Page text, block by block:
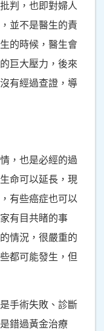
判，也即對婦人
並不是醫生的責
的時候，醫生會
巨大壓力，後來
有經過查證，導
，也是必經的過
命可以延長，現
有些癌症也可以
有目共睹的事
情況，很嚴重的
都可能發生，但
手術失敗、診斷
錯過黃金治療